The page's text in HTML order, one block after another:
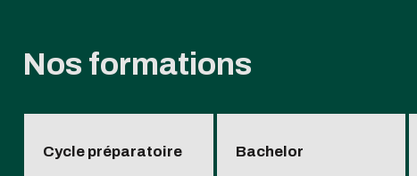
Nos formations
Cycle préparatoire Bachelor